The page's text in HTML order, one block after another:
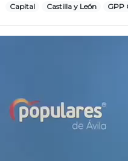
Capital Castilla y León GPP